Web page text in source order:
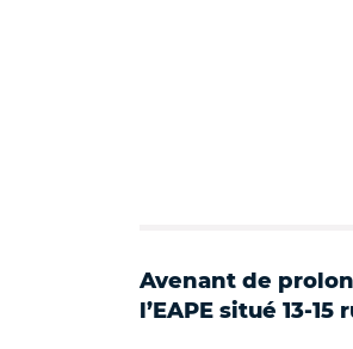
Avenant de
l’EAPE situé 13-15